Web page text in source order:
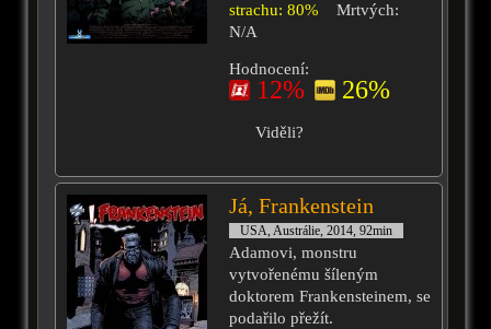
strachu: 80%
Mrtvých:
N/A
Hodnocení:
12% 26%
Viděli?
Já, Frankenstein
USA, Austrálie, 2014, 92min
Adamovi, monstru
vytvořenému šíleným
doktorem Frankensteinem, se
podařilo přežít.